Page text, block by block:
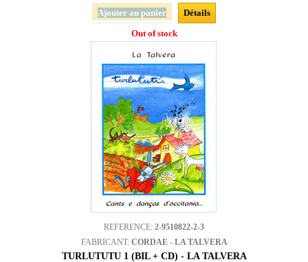
Ajouter au panier
Détails
Out of stock
REFERENCE: 2-9510822-2-3
FABRICANT: CORDAE - LA TALVERA
TURLUTUTU 1 (BIL + CD) - LA TALVERA